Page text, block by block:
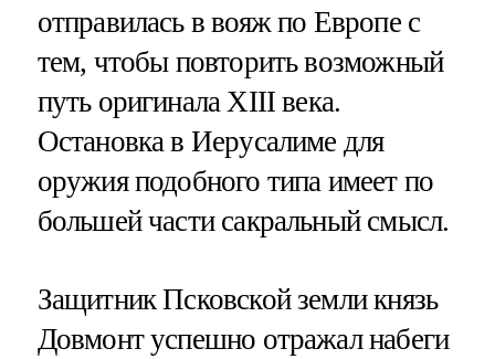
отправилась в вояж по Европе с
тем, чтобы повторить возможный
путь оригинала XIII века.
Остановка в Иерусалиме для
оружия подобного типа имеет по
большей части сакральный смысл.
Защитник Псковской земли князь
Довмонт успешно отражал набеги